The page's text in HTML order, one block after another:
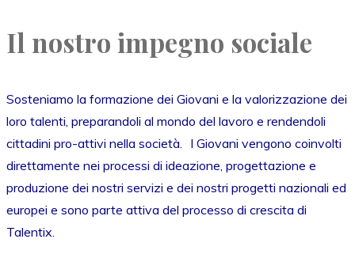
Il nostro impegno sociale
Sosteniamo la formazione dei Giovani e la valorizzazione dei
loro talenti, preparandoli al mondo del lavoro e rendendoli
cittadini pro-attivi nella società. I Giovani vengono coinvolti
direttamente nei processi di ideazione, progettazione e
produzione dei nostri servizi e dei nostri progetti nazionali ed
europei e sono parte attiva del processo di crescita di
Talentix.